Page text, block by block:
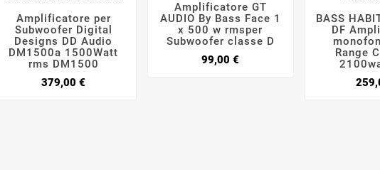
  
Amplificatore per
Subwoofer Digital
Designs DD Audio
DM1500a 1500Watt
rms DM1500
379,00 €
  
Amplificatore GT
AUDIO By Bass Face 1
x 500 w rmsper
Subwoofer classe D
99,00 €

BASS
DF
Range